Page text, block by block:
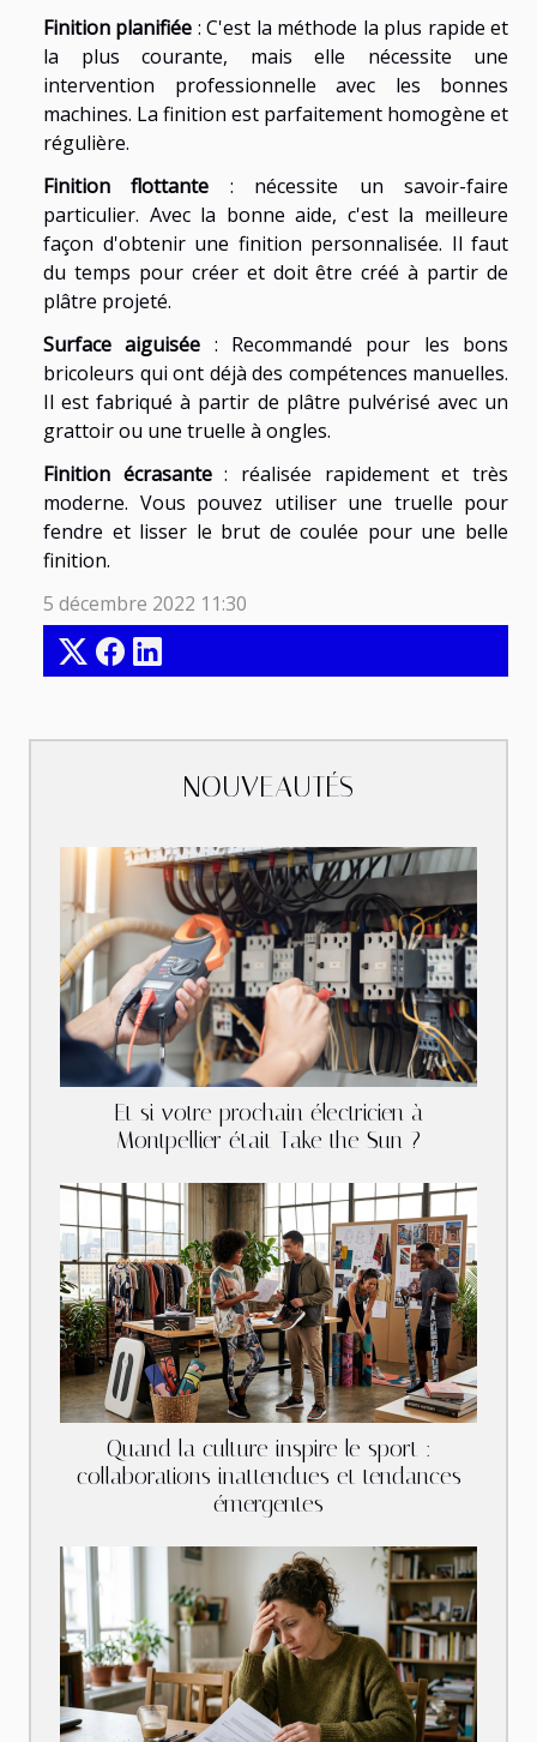
NOUVEAUTÉS
Et si votre prochain électricien à
Montpellier était Take the Sun ?
Quand la culture inspire le sport :
collaborations inattendues et tendances
émergentes
Finition planifiée : C'est la méthode la plus rapide et
la plus courante, mais elle nécessite une
intervention professionnelle avec les bonnes
machines. La finition est parfaitement homogène et
régulière.
Finition flottante : nécessite un savoir-faire
particulier. Avec la bonne aide, c'est la meilleure
façon d'obtenir une finition personnalisée. Il faut
du temps pour créer et doit être créé à partir de
plâtre projeté.
Surface aiguisée : Recommandé pour les bons
bricoleurs qui ont déjà des compétences manuelles.
Il est fabriqué à partir de plâtre pulvérisé avec un
grattoir ou une truelle à ongles.
Finition écrasante: réalisée rapidement et très
moderne. Vous pouvez utiliser une truelle pour
fendre et lisser le brut de coulée pour une belle
finition.
5 décembre 2022 11:30